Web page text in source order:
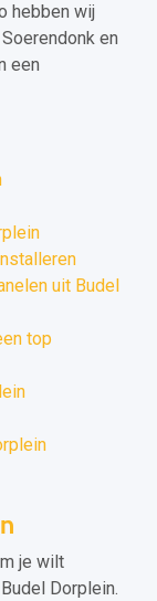
hebben wij
en
een
uit Budel
top
je wilt
Dorplein.